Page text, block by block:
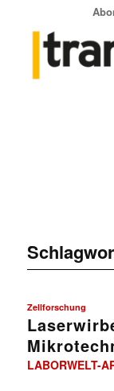
Zellforschung
LABORWELT-